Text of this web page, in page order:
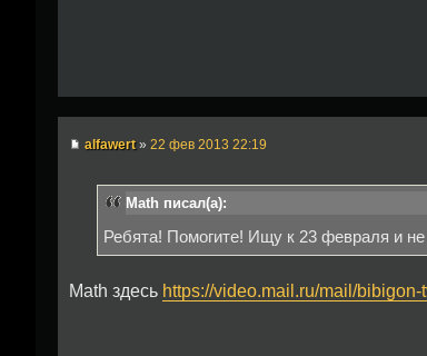
alfawert » 22 фев 2013 22:19
Math писал(а):
Ребята! Помогите! Ищу к 23 февраля и
Math здесь https://video.mail.ru/mail/bibigon-